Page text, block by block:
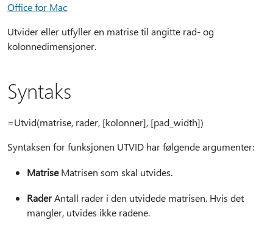
Office for Mac
Utvider eller utfyller en matrise til angitte rad- og
kolonnedimensjoner.
Syntaks
=Utvid(matrise, rader, [kolonner], [pad_width])
Syntaksen for funksjonen UTVID har følgende argumenter:
MatriseMatrisen som skal utvides.
RaderAntall rader i den utvidede matrisen. Hvis det
mangler, utvides ikke radene.